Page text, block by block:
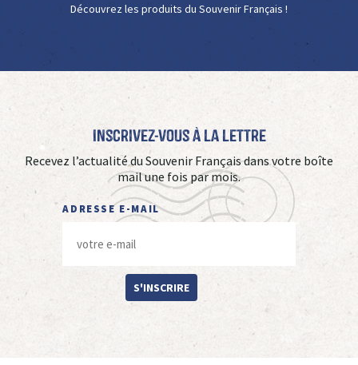
Découvrez les produits du Souvenir Français !
Inscrivez-vous à La Lettre
Recevez l’actualité du Souvenir Français dans votre boîte
mail une fois par mois.
ADRESSE E-MAIL
S'INSCRIRE